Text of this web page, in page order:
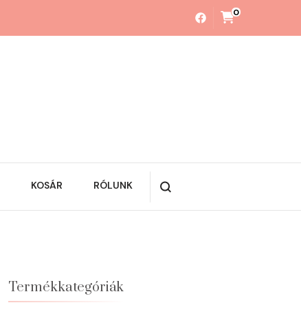
0
KOSÁR RÓLUNK
Termékkategóriák